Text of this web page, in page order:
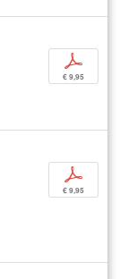
p
€ 9,95
p
€ 9,95